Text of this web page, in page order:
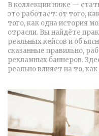
В коллекции ниже —
это работает: от того,
того, как одна история
отрасли. Вы найдёте
реальных кейсов и
сказанные правильно,
рекламных баннеров.
реально влияет на то,